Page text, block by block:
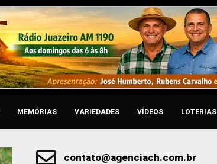
MEMÓRIAS VARIEDADES VÍDEOS LOTERIAS
contato@agenciach.com.br